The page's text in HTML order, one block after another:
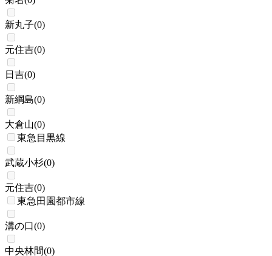
新丸子(0)
元住吉(0)
日吉(0)
新綱島(0)
大倉山(0)
東急目黒線
武蔵小杉(0)
元住吉(0)
東急田園都市線
溝の口(0)
中央林間(0)